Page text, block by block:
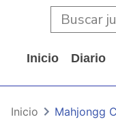
Inicio Diario
Inicio Mahjongg